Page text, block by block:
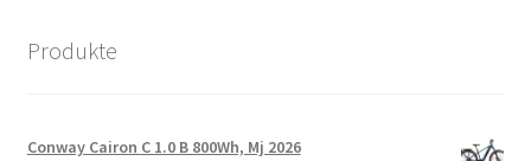
Produkte
Conway Cairon C 1.0 B 800Wh, Mj 2026